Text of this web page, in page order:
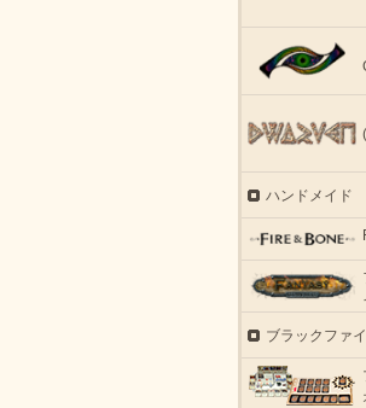
ハンドメイド
ブラックファ